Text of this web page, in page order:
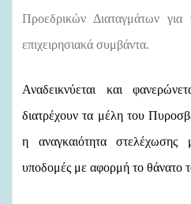
Προεδρικών Διαταγμάτων
επιχειρησιακά συμβάντα.
Αναδεικνύεται και
διατρέχουν τα μέλη του
η αναγκαιότητα
υποδομές με αφορμή το θάνατο